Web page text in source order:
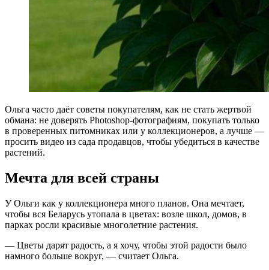
Ольга часто даёт советы покупателям, как не стать жертвой
обмана: не доверять Photoshop-фотографиям, покупать только
в проверенных питомниках или у коллекционеров, а лучше —
просить видео из сада продавцов, чтобы убедиться в качестве
растений.
Мечта для всей страны
У Ольги как у коллекционера много планов. Она мечтает,
чтобы вся Беларусь утопала в цветах: возле школ, домов, в
парках росли красивые многолетние растения.
— Цветы дарят радость, а я хочу, чтобы этой радости было
намного больше вокруг, — считает Ольга.